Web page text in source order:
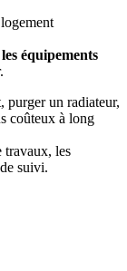
équipements
purger un radiateur,
coûteux à long
travaux, les
suivi.